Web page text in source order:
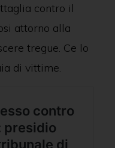
contro il
attorno alla
tregue. Ce lo
di vittime.